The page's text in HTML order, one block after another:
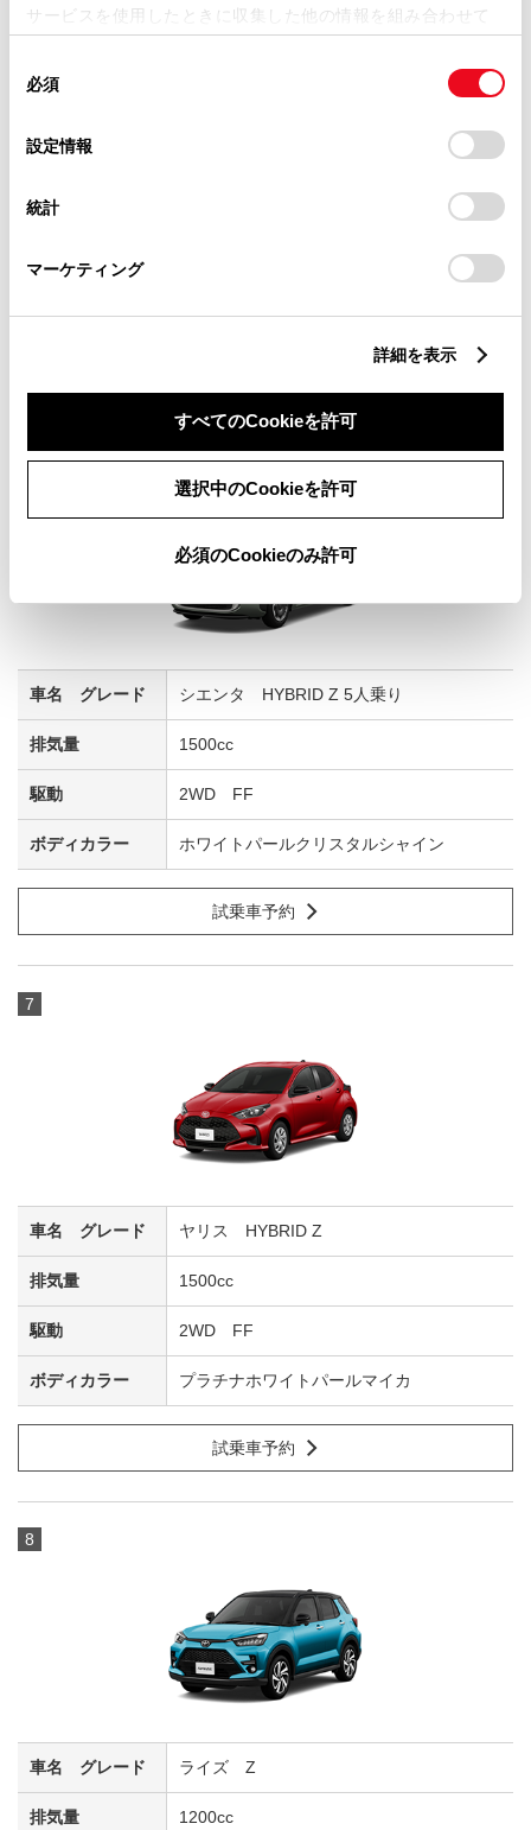
サービスを使用したときに収集した他の情報を組み合わせて
使用することがあります。当ウェブサイトの使用を続行する
デバイスにすべてのCookie(クッキー)が保存されることに同
意したことになります。Cookie(クッキー)のオプトアウト、
設定の変更、同意を撤回したりするにあたっては、当社の
「Cookie（クッキー）情報の取り扱いについて
」をご覧くだ
必須
設定情報
統計
マーケティング
詳細を表示
すべてのCookieを許可
選択中のCookieを許可
必須のCookieのみ許可
ブラックマイカ×プラチナホワイトパール
6
シエンタ HYBRID Z 5人乗り
1500cc
2WD FF
ホワイトパールクリスタルシャイン
試乗車予約
7
ヤリス HYBRID Z
1500cc
2WD FF
プラチナホワイトパールマイカ
試乗車予約
8
ライズ Z
1200cc